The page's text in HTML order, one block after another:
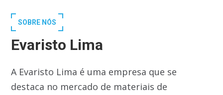
SOBRE NÓS
Evaristo Lima
A Evaristo Lima é uma empresa que se
destaca no mercado de materiais de